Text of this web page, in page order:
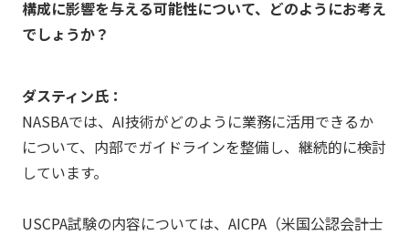
構成に影響を与える可能性について、どのようにお考え
でしょうか？
ダスティン氏：
NASBAでは、AI技術がどのように業務に活用できるか
について、内部でガイドラインを整備し、継続的に検討
しています。
USCPA試験の内容については、AICPA（米国公認会計士